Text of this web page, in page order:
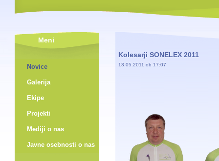
Meni
Novice
Galerija
Ekipe
Projekti
Mediji o nas
Javne osebnosti o nas
Kolesarji SONELEX 2011
13.05.2011 ob 17:07